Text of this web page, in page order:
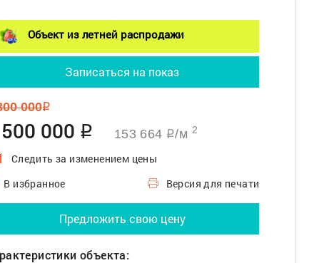
Объект из летней распродажи
Записаться на показ
000q
000 q 153 664 q/м 2
Следить за изменением цены
В избранное
Версия для печати
Предложить свою цену
объекта: